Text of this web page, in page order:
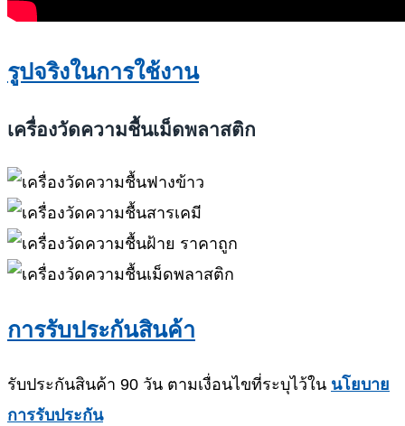
รูปจริงในการใช้งาน
เครื่องวัดความชื้นเม็ดพลาสติก
การรับประกันสินค้า
รับประกันสินค้า 90 วัน ตามเงื่อนไขที่ระบุไว้ใน นโยบาย
การรับประกัน